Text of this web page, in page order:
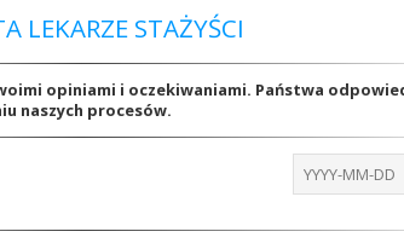
LEKARZE STAŻYŚCI
opiniami i oczekiwaniami. Państwa
naszych procesów.